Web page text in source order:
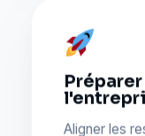
Aligner les